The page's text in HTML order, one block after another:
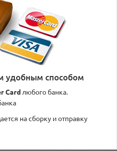
удобным способом
Card любого банка.
на сборку и отправку